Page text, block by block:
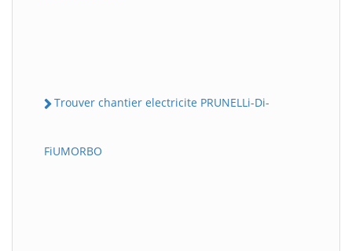
Trouver chantier electricite PRUNELLi-Di-
FiUMORBO